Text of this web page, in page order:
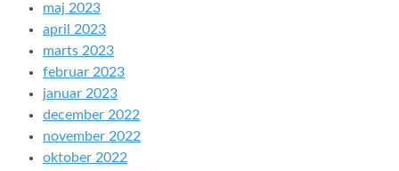
maj 2023
april 2023
marts 2023
februar 2023
januar 2023
december 2022
november 2022
oktober 2022